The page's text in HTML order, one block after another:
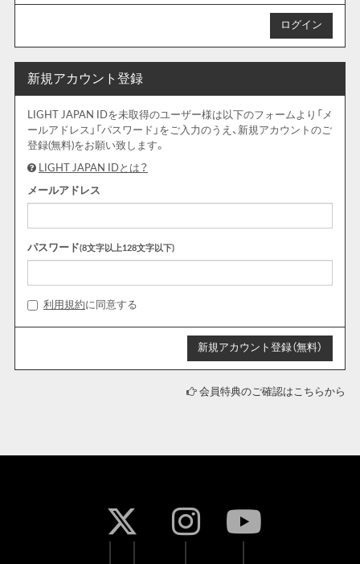
新規アカウント登録
LIGHT JAPAN IDを未取得のユーザー様は以下のフォームより「メ
ールアドレス」「パスワード」をご入力のうえ、新規アカウントのご
登録(無料)をお願い致します。
LIGHT JAPAN IDとは？
メールアドレス
パスワード(8文字以上128文字以下)
利用規約に同意する
会員特典のご確認はこちらから